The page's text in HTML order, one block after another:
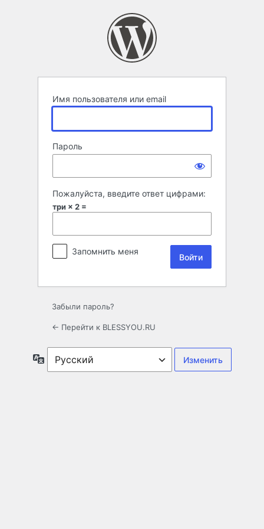
Имя пользователя или email
Пароль
Пожалуйста, введите ответ цифрами:
три × 2 =
Запомнить меня
Забыли пароль?
← Перейти к BLESSYOU.RU
Язык